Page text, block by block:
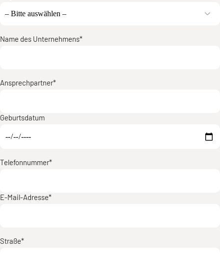
Name des Unternehmens*
Ansprechpartner*
Geburtsdatum
Telefonnummer*
E-Mail-Adresse*
Straße*